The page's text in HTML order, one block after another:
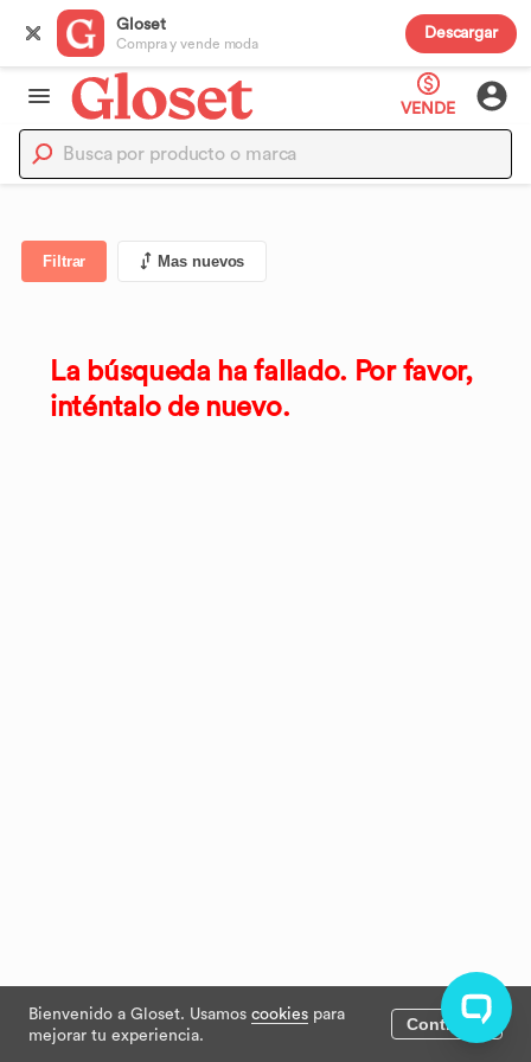
Gloset
Compra y vende moda
Descargar
Bienvenido a Gloset. Usamos cookies para
mejorar tu experiencia.
Continuar
VENDE
Filtrar Mas nuevos
La búsqueda ha fallado. Por favor,
inténtalo de nuevo.